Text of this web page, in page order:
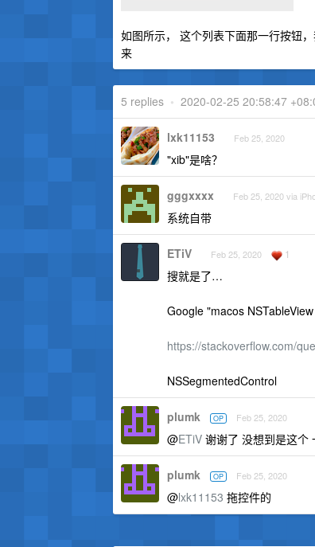
如图所示， 这个列表下面那一行按钮
来
5 replies • 2020-02-25 20:58:47
lxk11153 Feb 25, 2020
"xib"是啥？
gggxxxx Feb 25, 2020 via
系统自带
ETiV Feb 25, 2020 1
搜就是了…
Google "macos
https://stackoverflow.com/
NSSegmentedControl
plumk OP Feb 25, 2020
@ETiV 谢谢了 没想到是这个
plumk OP Feb 25, 2020
@lxk11153 拖控件的